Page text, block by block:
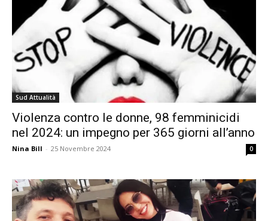
Sud Attualità
Violenza contro le donne, 98 femminicidi
nel 2024: un impegno per 365 giorni all’anno
Nina Bill - 25 Novembre 2024 0